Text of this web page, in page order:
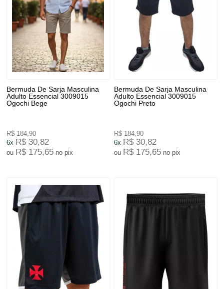
Bermuda De Sarja Masculina
Adulto Essencial 3009015
Ogochi Bege
R$ 184,90
6x R$ 30,82
ou R$ 175,65 no pix
Bermuda De Sarja Masculina
Adulto Essencial 3009015
Ogochi Preto
R$ 184,90
6x R$ 30,82
ou R$ 175,65 no pix